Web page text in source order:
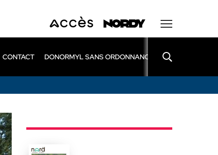
CONTACT DONORMYL SANS ORDONNANCE LEXOMIL SANS